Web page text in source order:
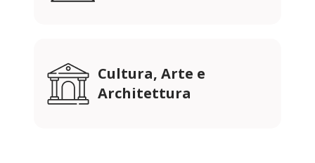
Cultura, Arte e
Architettura